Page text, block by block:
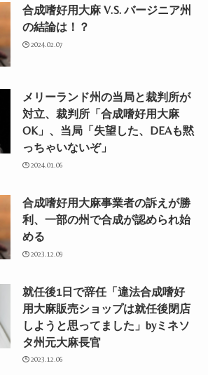
合成嗜好用大麻 V.S. バージニア州
の結論は！？
2024.02.07
メリーランド州の当局と裁判所が
対立、裁判所「合成嗜好用大麻
OK」、当局「失望した、DEAも黙
っちゃいないぞ」
2024.01.06
合成嗜好用大麻事業者の訴えが勝
利、一部の州で合成が認められ始
める
2023.12.09
就任後1日で辞任「違法合成嗜好
用大麻販売ショップは就任後閉店
しようと思ってました」byミネソ
タ州元大麻長官
2023.12.06